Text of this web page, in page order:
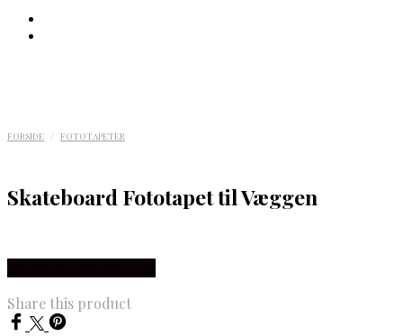
FORSIDE / FOTOTAPETER
Skateboard Fototapet til Væggen
Share this product